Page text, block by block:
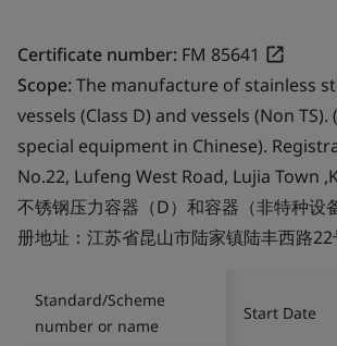
Certificate number: FM 85641
Scope:The manufacture of stainless
vessels (Class D) and vessels (Non TS).
special equipment in Chinese).
No.22, Lufeng West Road, Lujia Town
不锈钢压力容器（D）和容器（非特种设
册地址：江苏省昆山市陆家镇陆丰西路22
Standard/Scheme
number or name
Start Date